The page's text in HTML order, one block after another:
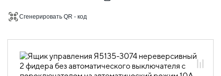
электродвигателями Я5000
Сгенерировать QR - код